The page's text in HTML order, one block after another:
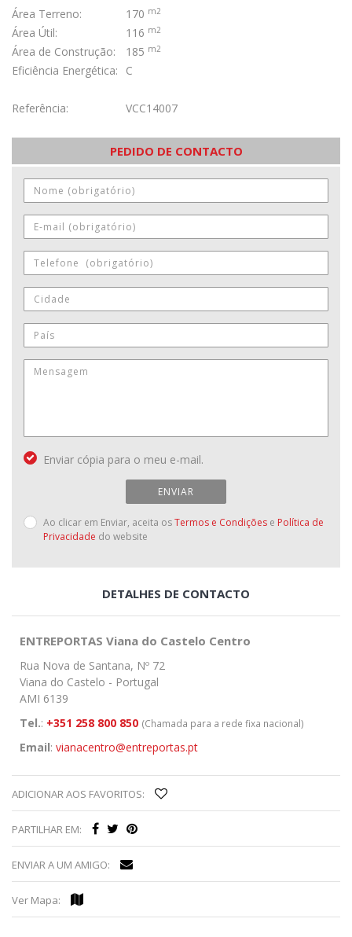
Área Terreno: 170 m2
Área Útil: 116 m2
Área de Construção: 185 m2
Eficiência Energética: C
Referência: VCC14007
PEDIDO DE CONTACTO
Enviar cópia para o meu e-mail.
ENVIAR
Ao clicar em Enviar, aceita osTermos e Condições e Política de
Privacidade do website
DETALHES DE CONTACTO
ENTREPORTAS Viana do Castelo Centro
Rua Nova de Santana, Nº 72
Viana do Castelo - Portugal
AMI 6139
Tel.: +351 258 800 850 (Chamada para a rede fixa nacional)
Email: vianacentro@entreportas.pt
ADICIONAR AOS FAVORITOS:
PARTILHAR EM:
ENVIAR A UM AMIGO:
Ver Mapa: